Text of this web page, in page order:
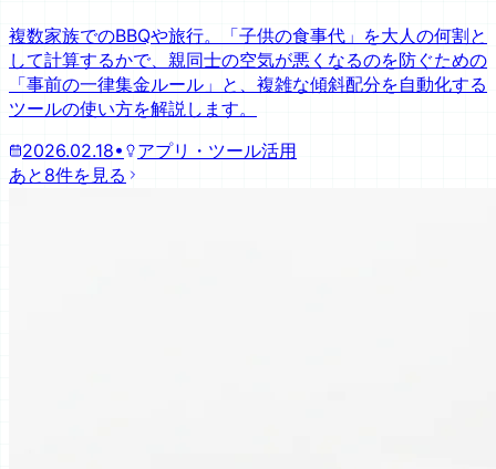
複数家族でのBBQや旅行。「子供の食事代」を大人の何割と
して計算するかで、親同士の空気が悪くなるのを防ぐための
「事前の一律集金ルール」と、複雑な傾斜配分を自動化する
ツールの使い方を解説します。
2026.02.18•
アプリ・ツール活用
あと8件を見る